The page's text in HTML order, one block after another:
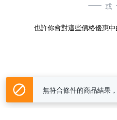
或
也許你會對這些價格優惠中
無符合條件的商品結果